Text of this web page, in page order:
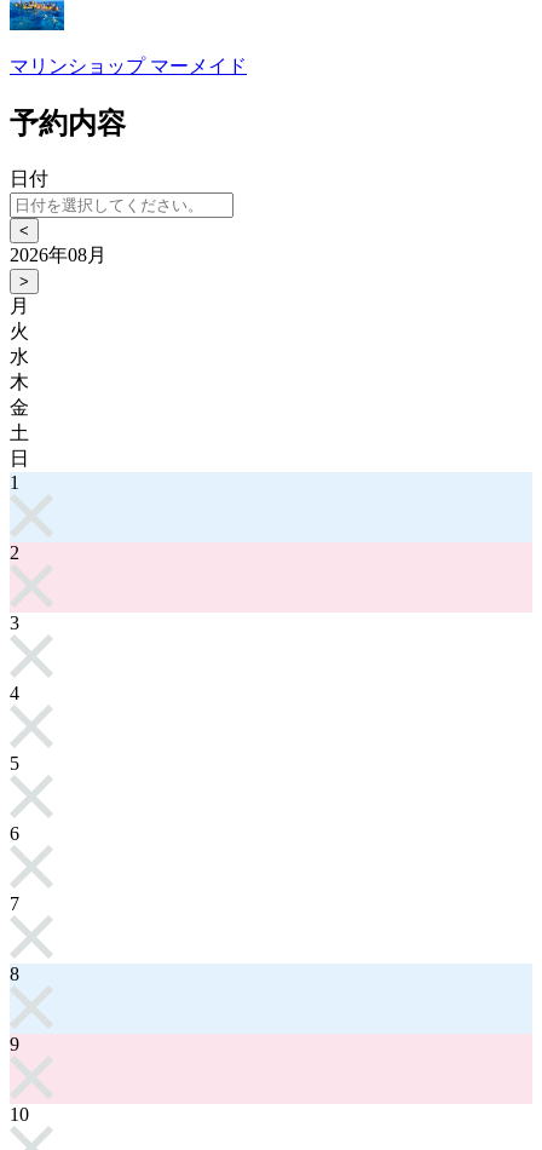
マリンショップ マーメイド
予約内容
日付
<
2026年08月
>
月
火
水
木
金
土
日
1
2
3
4
5
6
7
8
9
10